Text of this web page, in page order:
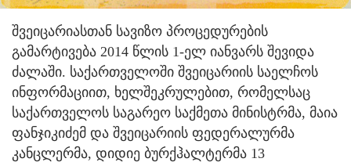
შვეიცარიასთან სავიზო პროცედურების
გამარტივება 2014 წლის 1-ელ იანვარს შევიდა
ძალაში. საქართველოში შვეიცარიის საელჩოს
ინფორმაციით, ხელშეკრულებით, რომელსაც
საქართველოს საგარეო საქმეთა მინისტრმა, მაია
ფანჯიკიძემ და შვეიცარიის ფედერალურმა
კანცლერმა, დიდიე ბურქჰალტერმა 13